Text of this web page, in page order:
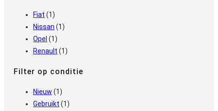
Fiat (1)
Nissan (1)
Opel (1)
Renault (1)
Filter op conditie
Nieuw (1)
Gebruikt (1)